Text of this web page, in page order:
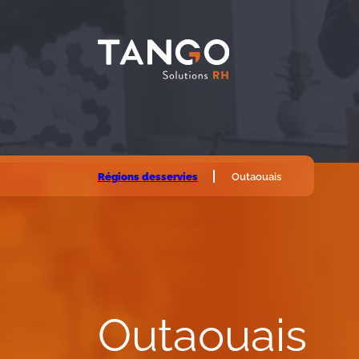
Régions desservies Outaouais
Outaouais